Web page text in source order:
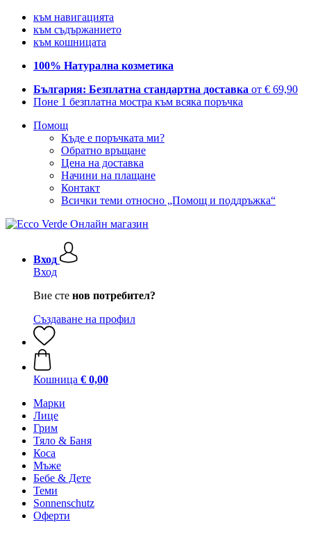
към навигацията
към съдържанието
към кошницата
100% Натурална козметика
България: Безплатна стандартна доставка от € 69,90
Поне 1 безплатна мостра към всяка поръчка
Помощ
Къде е поръчката ми?
Обратно връщане
Цена на доставка
Начини на плащане
Контакт
Всички теми относно „Помощ и поддръжка“
Вход
Вход
Вие сте нов потребител?
Създаване на профил
Кошница € 0,00
Марки
Лице
Грим
Тяло & Баня
Коса
Мъже
Бебе & Дете
Теми
Sonnenschutz
Оферти